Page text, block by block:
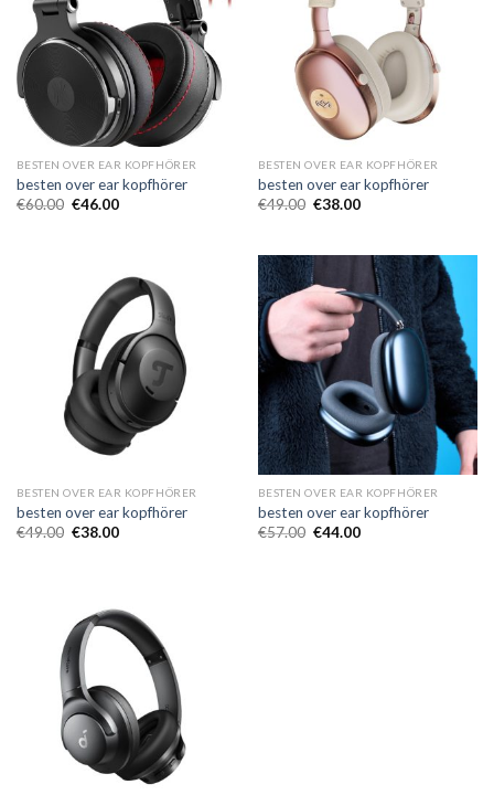
BESTEN OVER EAR KOPFHÖRER
besten over ear kopfhörer
€60.00 €46.00
BESTEN OVER EAR KOPFHÖRER
besten over ear kopfhörer
€49.00 €38.00
BESTEN OVER EAR KOPFHÖRER
besten over ear kopfhörer
€49.00 €38.00
BESTEN OVER EAR KOPFHÖRER
besten over ear kopfhörer
€57.00 €44.00